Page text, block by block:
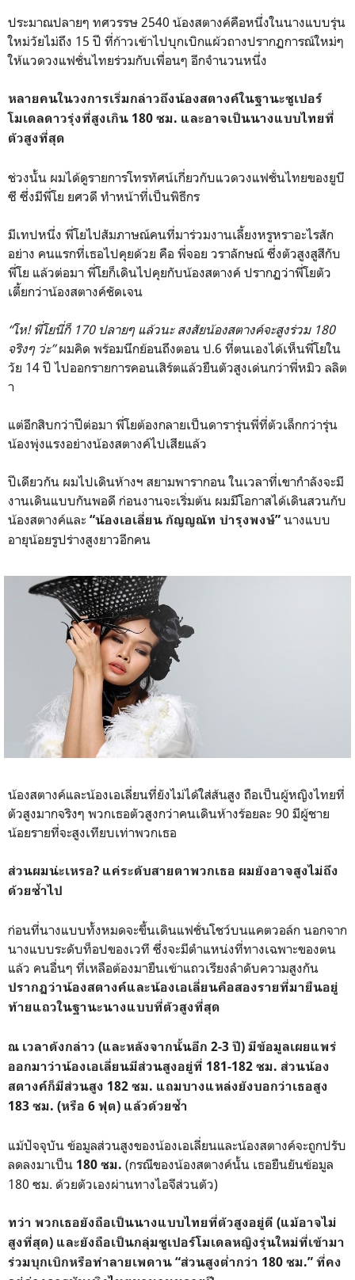
ประมาณปลายๆ ทศวรรษ 2540 น้องสตางค์คือหนึ่งในนางแบบรุ่น
ใหม่วัยไม่ถึง 15 ปี ที่ก้าวเข้าไปบุกเบิกแผ้วถางปรากฏการณ์ใหม่ๆ
ให้แวดวงแฟชั่นไทยร่วมกับเพื่อนๆ อีกจำนวนหนึ่ง
หลายคนในวงการเริ่มกล่าวถึงน้องสตางค์ในฐานะซูเปอร์
โมเดลดาวรุ่งที่สูงเกิน 180 ซม. และอาจเป็นนางแบบไทยที่
ตัวสูงที่สุด
ช่วงนั้น ผมได้ดูรายการโทรทัศน์เกี่ยวกับแวดวงแฟชั่นไทยของยูบี
ซี ซึ่งมีพี่โย ยศวดี ทำหน้าที่เป็นพิธีกร
มีเทปหนึ่ง พี่โยไปสัมภาษณ์คนที่มาร่วมงานเลี้ยงหรูหราอะไรสัก
อย่าง คนแรกที่เธอไปคุยด้วย คือ พี่จอย วราลักษณ์ ซึ่งตัวสูงสูสีกับ
พี่โย แล้วต่อมา พี่โยก็เดินไปคุยกับน้องสตางค์ ปรากฏว่าพี่โยตัว
เตี้ยกว่าน้องสตางค์ชัดเจน
“โห! พี่โยนี่ก็ 170 ปลายๆ แล้วนะ สงสัยน้องสตางค์จะสูงร่วม 180
จริงๆ ว่ะ”ผมคิด พร้อมนึกย้อนถึงตอน ป.6 ที่ตนเองได้เห็นพี่โยใน
วัย 14 ปี ไปออกรายการคอนเสิร์ตแล้วยืนตัวสูงเด่นกว่าพี่หมิว ลลิต
า
แต่อีกสิบกว่าปีต่อมา พี่โยต้องกลายเป็นดารารุ่นพี่ที่ตัวเล็กกว่ารุ่น
น้องพุ่งแรงอย่างน้องสตางค์ไปเสียแล้ว
ปีเดียวกัน ผมไปเดินห้างฯ สยามพารากอน ในเวลาที่เขากำลังจะมี
งานเดินแบบกันพอดี ก่อนงานจะเริ่มต้น ผมมีโอกาสได้เดินสวนกับ
น้องสตางค์และ “น้องเอเลี่ยน กัญญณัท บํารุงพงษ์” นางแบบ
อายุน้อยรูปร่างสูงยาวอีกคน
น้องสตางค์และน้องเอเลี่ยนที่ยังไม่ได้ใส่ส้นสูง ถือเป็นผู้หญิงไทยที่
ตัวสูงมากจริงๆ พวกเธอตัวสูงกว่าคนเดินห้างร้อยละ 90 มีผู้ชาย
น้อยรายที่จะสูงเทียบเท่าพวกเธอ
ส่วนผมน่ะเหรอ? แค่ระดับสายตาพวกเธอ ผมยังอาจสูงไม่ถึง
ด้วยซ้ำไป
ก่อนที่นางแบบทั้งหมดจะขึ้นเดินแฟชั่นโชว์บนแคตวอล์ก นอกจาก
นางแบบระดับท็อปของเวที ซึ่งจะมีตำแหน่งที่ทางเฉพาะของตน
แล้ว คนอื่นๆ ที่เหลือต้องมายืนเข้าแถวเรียงลำดับความสูงกัน
ปรากฏว่าน้องสตางค์และน้องเอเลี่ยนคือสองรายที่มายืนอยู่
ท้ายแถวในฐานะนางแบบที่ตัวสูงที่สุด
ณ เวลาดังกล่าว (และหลังจากนั้นอีก 2-3 ปี) มีข้อมูลเผยแพร่
ออกมาว่าน้องเอเลี่ยนมีส่วนสูงอยู่ที่ 181-182 ซม. ส่วนน้อง
สตางค์ก็มีส่วนสูง 182 ซม. แถมบางแหล่งยังบอกว่าเธอสูง
183 ซม. (หรือ 6 ฟุต) แล้วด้วยซ้ำ
แม้ปัจจุบัน ข้อมูลส่วนสูงของน้องเอเลี่ยนและน้องสตางค์จะถูกปรับ
ลดลงมาเป็น 180 ซม. (กรณีของน้องสตางค์นั้น เธอยืนยันข้อมูล
180 ซม. ด้วยตัวเองผ่านทางไอจีส่วนตัว)
ทว่า พวกเธอยังถือเป็นนางแบบไทยที่ตัวสูงอยู่ดี (แม้อาจไม่
สูงที่สุด) และยังถือเป็นกลุ่มซูเปอร์โมเดลหญิงรุ่นใหม่ที่เข้ามา
ร่วมบุกเบิกหรือทำลายเพดาน “ส่วนสูงต่ำกว่า 180 ซม.” ที่คง